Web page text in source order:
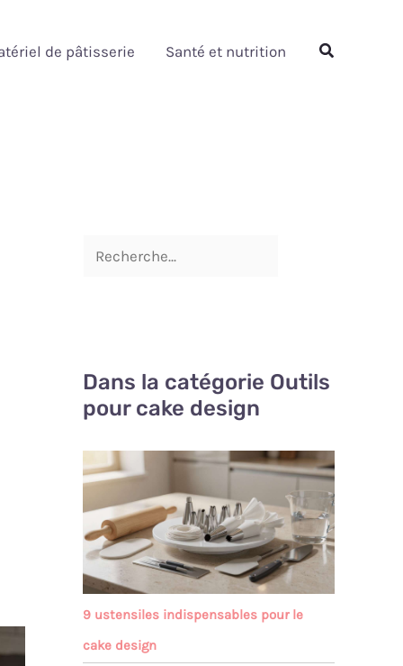
de pâtisserie Santé et nutrition Rechercher
Dans la catégorie Outils
pour cake design
9 ustensiles indispensables pour le
cake design